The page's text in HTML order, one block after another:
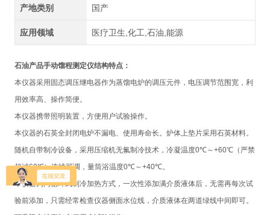
产地类别 国产
应用领域 医疗卫生,化工,石油,能源
石油产品手动馏程测定仪结构特点：
本仪器采用固态调压继电器作为蒸馏电炉的调压元件，电压调节范围宽，利
用效率高、操作简便。
本仪器携带照明装置，方便用户试验操作。
本仪器的石英全封闭电炉不漏电、使用寿命长。炉体上垫片采用石英材料。
随机自带制冷设备，采用压缩机无氟制冷技术，冷凝温度0℃～+60℃（严禁
超过60℃）连续可调，量筒浴温度0℃～+40℃。
本仪器为内循环式制冷加热方式，一次性添加满介质液体后，无需再每次试
验前添加，只需经常检查仪器侧面水位线，介质液体在两道绿线中间即可。